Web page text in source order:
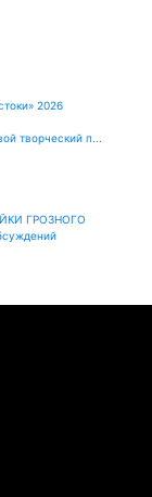
2026
творческий п...
ГРОЗНОГО